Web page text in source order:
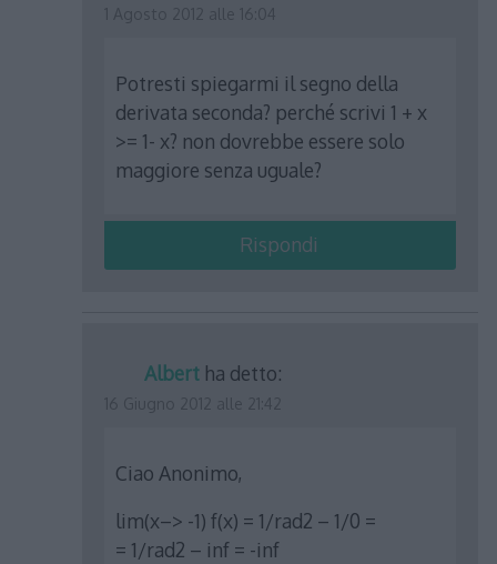
Potresti spiegarmi il segno della
derivata seconda? perché scrivi 1 + x
>= 1- x? non dovrebbe essere solo
maggiore senza uguale?
Rispondi
Albert ha detto:
Ciao Anonimo,
lim(x–> -1) f(x) = 1/rad2 – 1/0 =
= 1/rad2 – inf = -inf